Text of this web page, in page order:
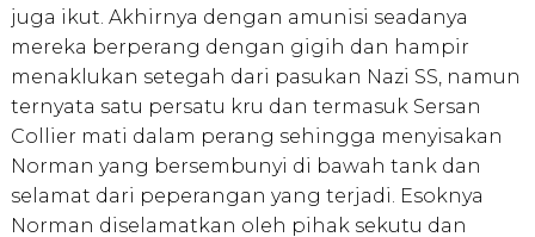
juga ikut. Akhirnya dengan amunisi seadanya
mereka berperang dengan gigih dan hampir
menaklukan setegah dari pasukan Nazi SS, namun
ternyata satu persatu kru dan termasuk Sersan
Collier mati dalam perang sehingga menyisakan
Norman yang bersembunyi di bawah tank dan
selamat dari peperangan yang terjadi. Esoknya
Norman diselamatkan oleh pihak sekutu dan